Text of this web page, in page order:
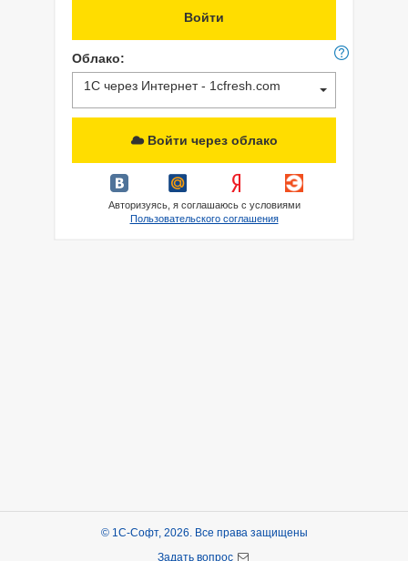
Облако:
1С через Интернет - 1cfresh.com
Войти через облако
Авторизуясь, я соглашаюсь с условиями
Пользовательского соглашения
© 1С-Софт, 2026. Все права защищены
Задать вопрос